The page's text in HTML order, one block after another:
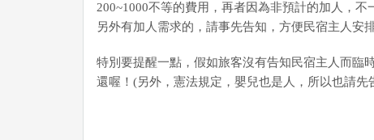
200~1000不等的費用，再者因為非預計的加人，不
另外有加人需求的，請事先告知，方便民宿主人安
特別要提醒一點，假如旅客沒有告知民宿主人而臨
還喔！(另外，憲法規定，嬰兒也是人，所以也請